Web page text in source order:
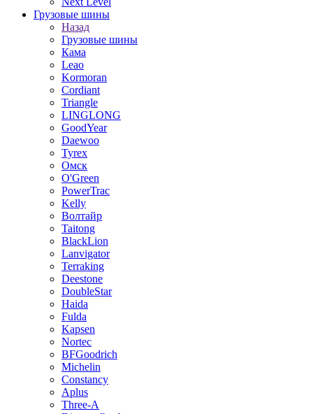
Грузовые шины
Назад
Грузовые шины
Кама
Leao
Kormoran
Cordiant
Triangle
LINGLONG
GoodYear
Daewoo
Tyrex
Омск
O'Green
PowerTrac
Kelly
Волтайр
Taitong
BlackLion
Lanvigator
Terraking
Deestone
DoubleStar
Haida
Fulda
Kapsen
Nortec
BFGoodrich
Michelin
Constancy
Aplus
Three-A